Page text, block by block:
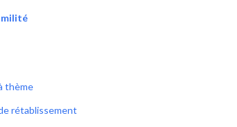
thème
rétablissement